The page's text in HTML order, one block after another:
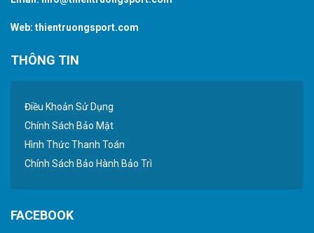
Web: thientruongsport.com
THÔNG TIN
Điều Khoản Sử Dụng
Chính Sách Bảo Mật
Hình Thức Thanh Toán
Chính Sách Bảo Hành Bảo Trì
FACEBOOK